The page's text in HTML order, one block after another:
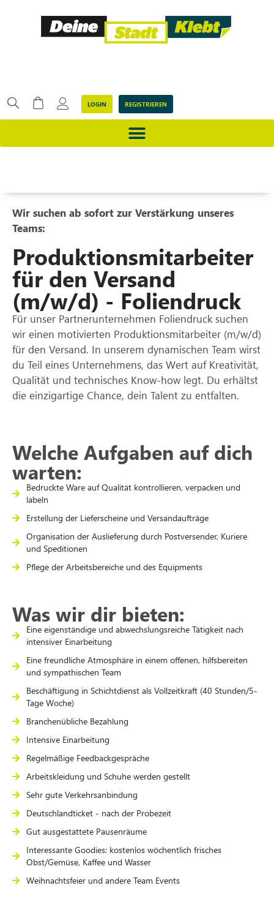
LOGIN REGISTRIEREN
Wir suchen ab sofort zur Verstärkung unseres
Teams:
Produktionsmitarbeiter
für den Versand
(m/w/d) - Foliendruck
Für unser Partnerunternehmen Foliendruck suchen
wir einen motivierten Produktionsmitarbeiter (m/w/d)
für den Versand. In unserem dynamischen Team wirst
du Teil eines Unternehmens, das Wert auf Kreativität,
Qualität und technisches Know-how legt. Du erhältst
die einzigartige Chance, dein Talent zu entfalten.
Welche Aufgaben auf dich
warten:
Bedruckte Ware auf Qualität kontrollieren, verpacken und
labeln
Erstellung der Lieferscheine und Versandaufträge
Organisation der Auslieferung durch Postversender, Kuriere
und Speditionen
Pflege der Arbeitsbereiche und des Equipments
Was wir dir bieten:
Eine eigenständige und abwechslungsreiche Tätigkeit nach
intensiver Einarbeitung
Eine freundliche Atmosphäre in einem offenen, hilfsbereiten
und sympathischen Team
Beschäftigung in Schichtdienst als Vollzeitkraft (40 Stunden/5-
Tage Woche)
Branchenübliche Bezahlung
Intensive Einarbeitung
Regelmäßige Feedbackgespräche
Arbeitskleidung und Schuhe werden gestellt
Sehr gute Verkehrsanbindung
Deutschlandticket - nach der Probezeit
Gut ausgestattete Pausenräume
Interessante Goodies: kostenlos wöchentlich frisches
Obst/Gemüse, Kaffee und Wasser
Weihnachtsfeier und andere Team Events